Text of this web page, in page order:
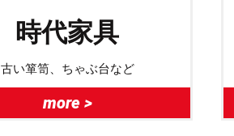
時代家具
古い箪笥、ちゃぶ台など
more >